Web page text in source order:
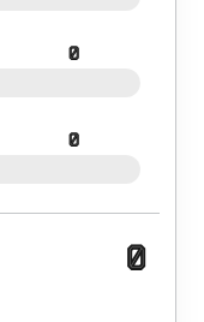
0
0
0